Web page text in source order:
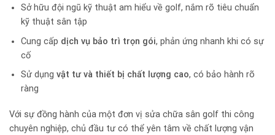
Sở hữu đội ngũ kỹ thuật am hiểu về golf, nắm rõ tiêu chuẩn
kỹ thuật sân tập
Cung cấp dịch vụ bảo trì trọn gói, phản ứng nhanh khi có sự
cố
Sử dụng vật tư và thiết bị chất lượng cao, có bảo hành rõ
ràng
Với sự đồng hành của một đơn vị sửa chữa sân golf thi công
chuyên nghiệp, chủ đầu tư có thể yên tâm về chất lượng vận